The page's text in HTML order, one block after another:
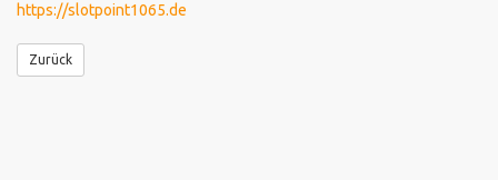
https://slotpoint1065.de
Zurück